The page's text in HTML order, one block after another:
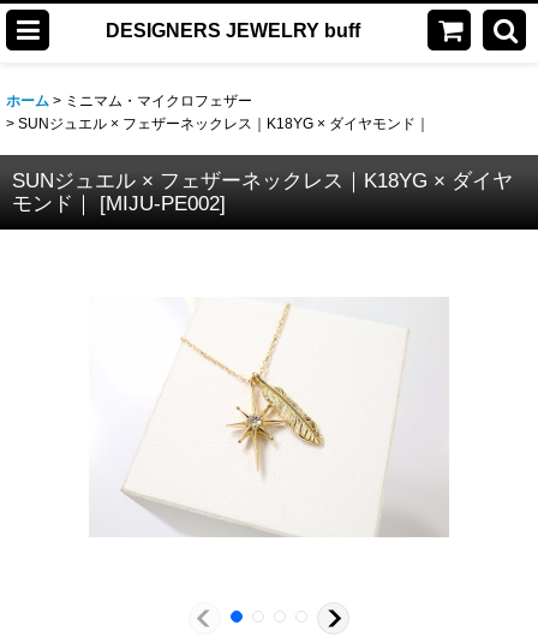
DESIGNERS JEWELRY buff
ホーム > ミニマム・マイクロフェザー
> SUNジュエル × フェザーネックレス｜K18YG × ダイヤモンド｜
SUNジュエル × フェザーネックレス｜K18YG × ダイヤ
モンド｜
[MIJU-PE002]